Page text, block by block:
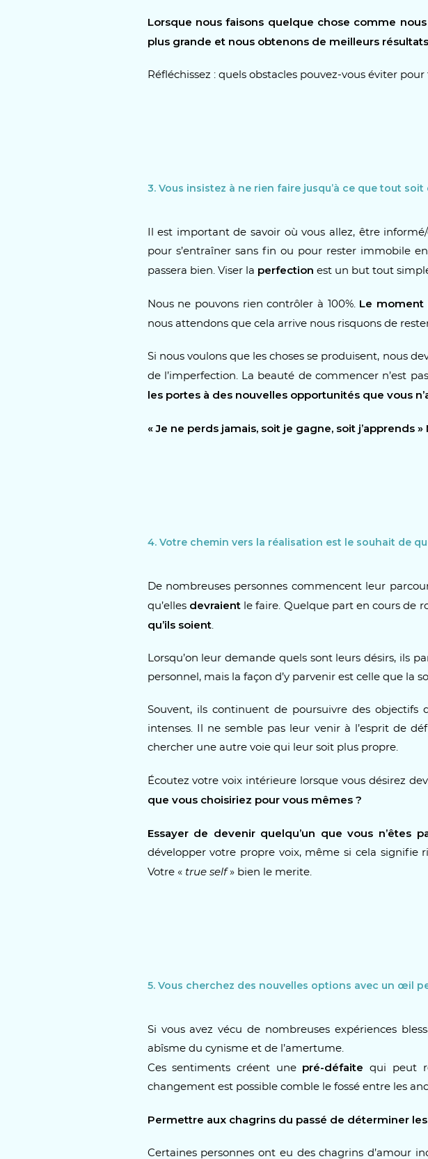
Lorsque nous faisons quelque chose comme
plus grande et nous obtenons de meilleurs
Réfléchissez : quels obstacles pouvez-vous éviter
3. Vous insistez à ne rien faire jusqu’à ce que tout
Il est important de savoir où vous allez, être
pour s’entraîner sans fin ou pour rester immobile
passera bien. Viser la perfection est un but tout
Nous ne pouvons rien contrôler à 100%. Le moment
nous attendons que cela arrive nous risquons de
Si nous voulons que les choses se produisent, nous
de l’imperfection. La beauté de commencer n’est
les portes à des nouvelles opportunités que vous
« Je ne perds jamais, soit je gagne, soit j’apprends »
4. Votre chemin vers la réalisation est le souhait de
De nombreuses personnes commencent leur
qu’elles devraientle faire. Quelque part en cours de
qu’ils soient.
Lorsqu’on leur demande quels sont leurs désirs, ils
personnel, mais la façon d’y parvenir est celle que la
Souvent, ils continuent de poursuivre des
intenses. Il ne semble pas leur venir à l’esprit de
chercher une autre voie qui leur soit plus propre.
Écoutez votre voix intérieure lorsque vous désirez
que vous choisiriez pour vous mêmes ?
Essayer de devenir quelqu’un que vous n’êtes
développer votre propre voix, même si cela signifie
Votre « true self» bien le merite.
5. Vous cherchez des nouvelles options avec un œil
Si vous avez vécu de nombreuses expériences
abîsme du cynisme et de l’amertume.
Ces sentiments créent une pré-défaite qui peut
changement est possible comble le fossé entre les
Permettre aux chagrins du passé de déterminer
Certaines personnes ont eu des chagrins d’amour